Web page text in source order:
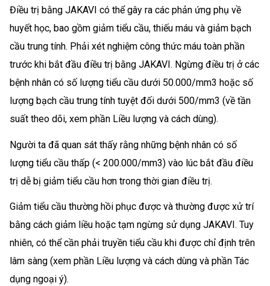
Điều trị bằng JAKAVI có thể gây ra các phản ứng phụ về
huyết học, bao gồm giảm tiểu cầu, thiếu máu và giảm bạch
cầu trung tính. Phải xét nghiệm công thức máu toàn phần
trước khi bắt đầu điều trị bằng JAKAVI. Ngừng điều trị ở các
bệnh nhân có số lượng tiểu cầu dưới 50.000/mm3 hoặc số
lượng bạch cầu trung tính tuyệt đối dưới 500/mm3 (về tần
suất theo dõi, xem phần Liều lượng và cách dùng).
Người ta đã quan sát thấy rằng những bệnh nhân có số
lượng tiểu cầu thấp (< 200.000/mm3) vào lúc bắt đầu điều
trị dễ bị giảm tiểu cầu hơn trong thời gian điều trị.
Giảm tiểu cầu thường hồi phục được và thường được xử trí
bằng cách giảm liều hoặc tạm ngừng sử dụng JAKAVI. Tuy
nhiên, có thể cần phải truyền tiểu cầu khi được chỉ định trên
lâm sàng (xem phần Liều lượng và cách dùng và phần Tác
dụng ngoại ý).